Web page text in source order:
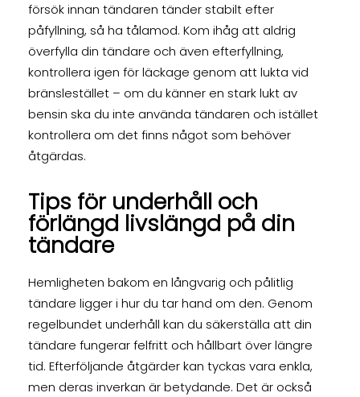
försök innan tändaren tänder stabilt efter
påfyllning, så ha tålamod. Kom ihåg att aldrig
överfylla din tändare och även efterfyllning,
kontrollera igen för läckage genom att lukta vid
bränslestället – om du känner en stark lukt av
bensin ska du inte använda tändaren och istället
kontrollera om det finns något som behöver
åtgärdas.
Tips för underhåll och
förlängd livslängd på din
tändare
Hemligheten bakom en långvarig och pålitlig
tändare ligger i hur du tar hand om den. Genom
regelbundet underhåll kan du säkerställa att din
tändare fungerar felfritt och hållbart över längre
tid. Efterföljande åtgärder kan tyckas vara enkla,
men deras inverkan är betydande. Det är också